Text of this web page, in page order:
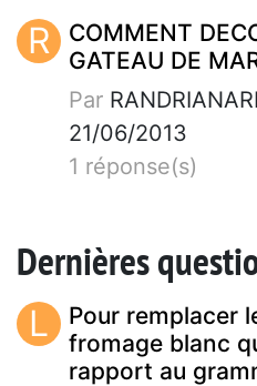
R
COMMENT
GATEAU DE
Par
21/06/2013
1 réponse(s)
Dernières
L
Pour remplacer
fromage blanc
rapport au